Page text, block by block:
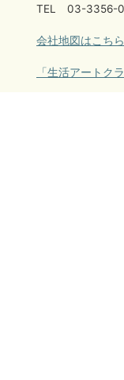
TEL 03-3356-
会社地図はこちら
「生活アートク